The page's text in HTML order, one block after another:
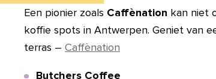
Een pionier zoals Caffènation kan niet
koffie spots in Antwerpen. Geniet van
terras – Caffènation
Butchers Coffee